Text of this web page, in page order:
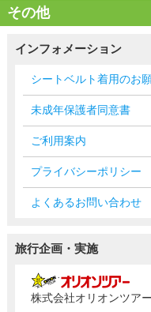
その他
インフォメーション
シートベルト着用のお
未成年保護者同意書
ご利用案内
プライバシーポリシー
よくあるお問い合わせ
旅行企画・実施
株式会社オリオンツアー